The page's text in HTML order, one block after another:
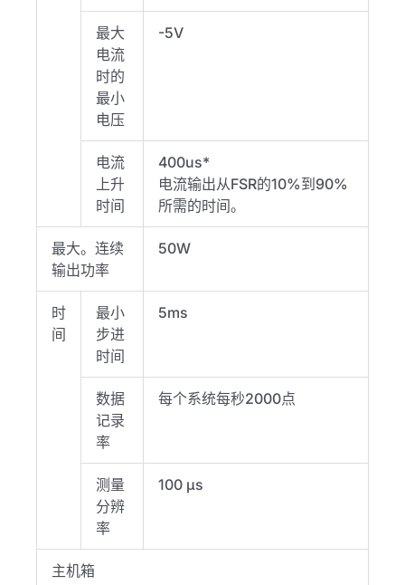
最大
电流
时的
最小
电压
-5V
电流
上升
时间
400us*
电流输出从FSR的10%到90%
所需的时间。
最大。连续
输出功率
50W
时
间
最小
步进
时间
5ms
数据
记录
率
每个系统每秒2000点
测量
分辨
率
100 μs
主机箱